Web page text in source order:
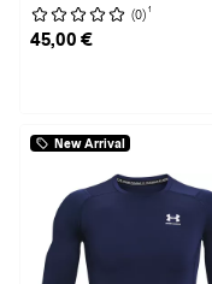
(0) 1
45,00 €
New Arrival